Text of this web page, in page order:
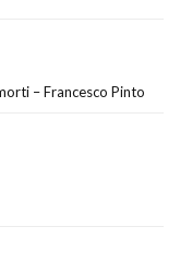
– Francesco Pinto